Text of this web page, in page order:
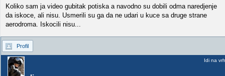
Koliko sam ja video gubitak potiska a navodno su dobili odma naredjenje
da iskoce, ali nisu. Usmerili su ga da ne udari u kuce sa druge strane
aerodroma. Iskocili nisu...
Profil
Idi na vrh